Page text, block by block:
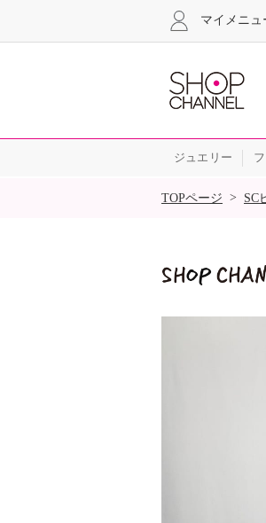
マイメニュ
ジュエリー
SALE
TOPページ > SC